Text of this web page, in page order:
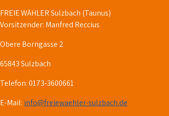
FREIE WÄHLER Sulzbach (Taunus)
Vorsitzender: Manfred Reccius
Obere Borngasse 2
65843 Sulzbach
Telefon: 0173-3600661
E-Mail: info@freiewaehler-sulzbach.de